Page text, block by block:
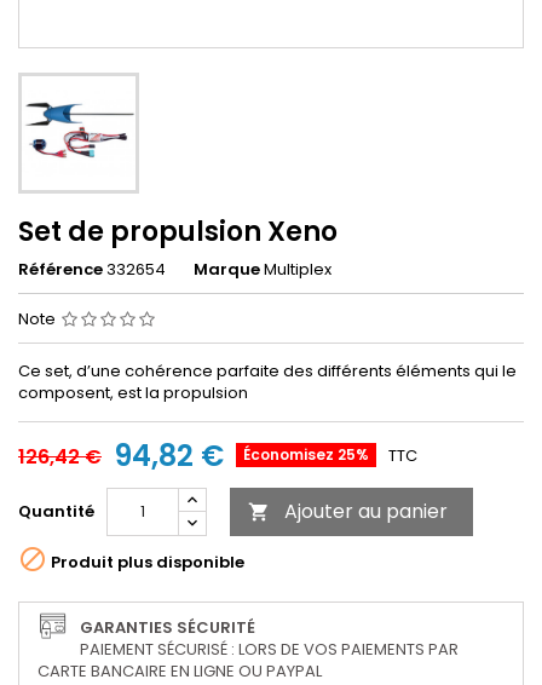
Set de propulsion Xeno
Référence332654 MarqueMultiplex
Note
Ce set, d’une cohérence parfaite des différents éléments qui le
composent, est la propulsion
126,42 € 94,82 € Économisez 25% TTC
Quantité  Ajouter au panier
 Produit plus disponible
GARANTIES SÉCURITÉ
PAIEMENT SÉCURISÉ : LORS DE VOS PAIEMENTS PAR
CARTE BANCAIRE EN LIGNE OU PAYPAL